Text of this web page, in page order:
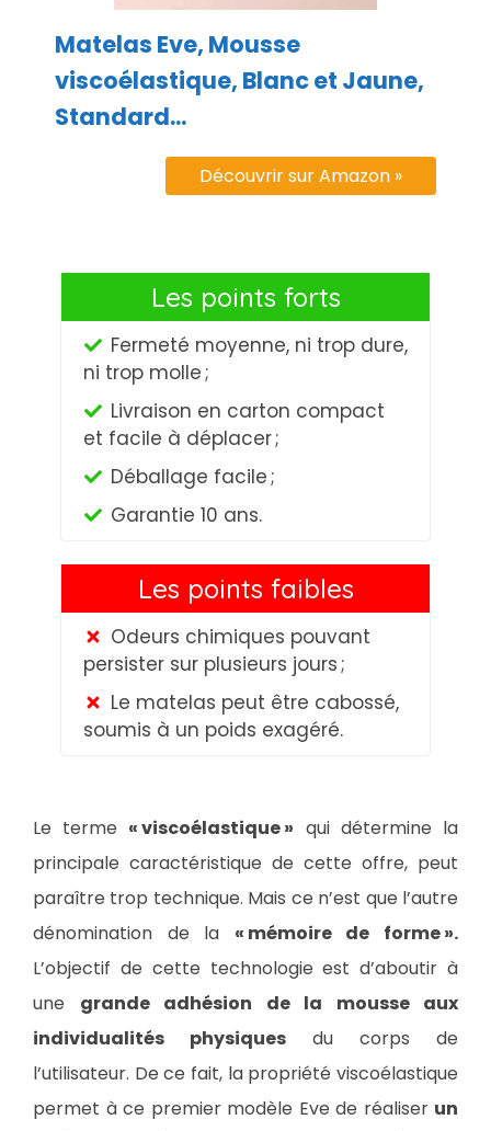
Matelas Eve, Mousse
viscoélastique, Blanc et Jaune,
Standard...
Découvrir sur Amazon »
Les points forts
Fermeté moyenne, ni trop dure,
ni trop molle ;
Livraison en carton compact
et facile à déplacer ;
Déballage facile ;
Garantie 10 ans.
Les points faibles
Odeurs chimiques pouvant
persister sur plusieurs jours ;
Le matelas peut être cabossé,
soumis à un poids exagéré.
Le terme «viscoélastique» qui détermine la
principale caractéristique de cette offre, peut
paraître trop technique. Mais ce n’est que l’autre
dénomination de la « mémoire de forme».
L’objectif de cette technologie est d’aboutir à
une grande adhésion de la mousse aux
individualités physiques du corps de
l’utilisateur. De ce fait, la propriété viscoélastique
permet à ce premier modèle Eve de réaliser un